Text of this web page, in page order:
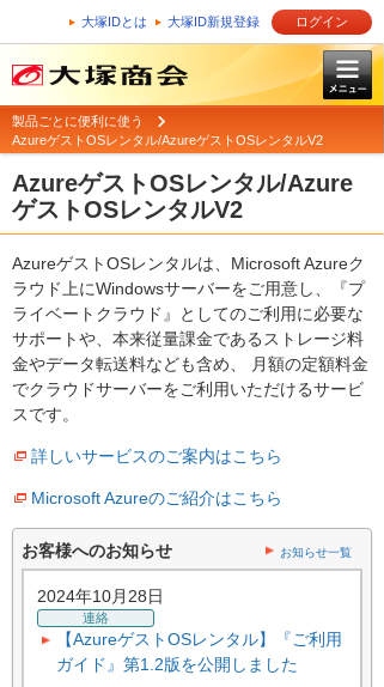
大塚IDとは 大塚ID新規登録 ログイン
製品ごとに便利に使う
AzureゲストOSレンタル/AzureゲストOSレンタルV2
AzureゲストOSレンタル/Azure
ゲストOSレンタルV2
AzureゲストOSレンタルは、Microsoft Azureク
ラウド上にWindowsサーバーをご用意し、『プ
ライベートクラウド』としてのご利用に必要な
サポートや、本来従量課金であるストレージ料
金やデータ転送料なども含め、 月額の定額料金
でクラウドサーバーをご利用いただけるサービ
スです。
詳しいサービスのご案内はこちら
Microsoft Azureのご紹介はこちら
お客様へのお知らせ お知らせ一覧
2024年10月28日
連絡
【AzureゲストOSレンタル】『ご利用
ガイド』第1.2版を公開しました